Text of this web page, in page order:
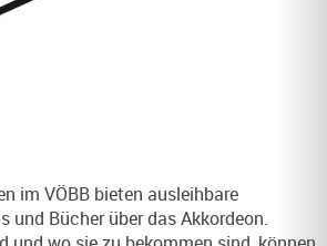
im VÖBB bieten ausleihbare
und Bücher über das Akkordeon.